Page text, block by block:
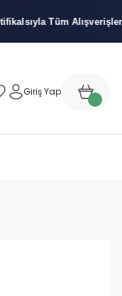
Tüm Alışverişleriniz
Giriş Yap